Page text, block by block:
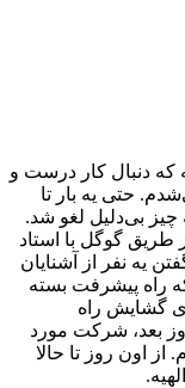
که دنبال کار درست و
حتی یه بار تا
بی‌دلیل لغو شد.
طریق گوگل با استاد
یه نفر از آشنایان
راه پیشرفت بسته
گشایش راه
باورتون نمی‌شه، دقیقاً ۱۲ روز بعد، شرکت مورد
اون روز تا حالا